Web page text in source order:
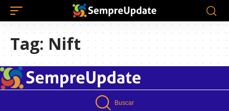
Tag: Nift
Buscar